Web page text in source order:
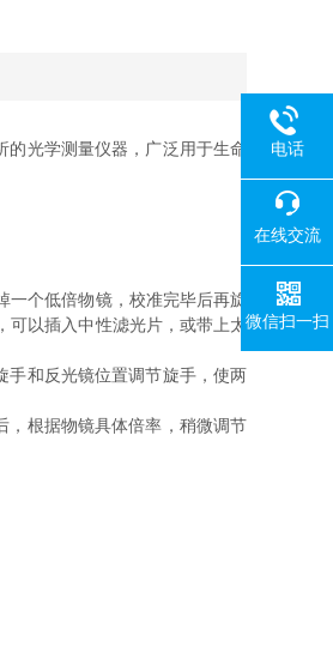
光学测量仪器，广泛用于生命
个低倍物镜，校准完毕后再旋
可以插入中性滤光片，或带上太
和反光镜位置调节旋手，使两
根据物镜具体倍率，稍微调节
电话
在线交流
微信扫一扫